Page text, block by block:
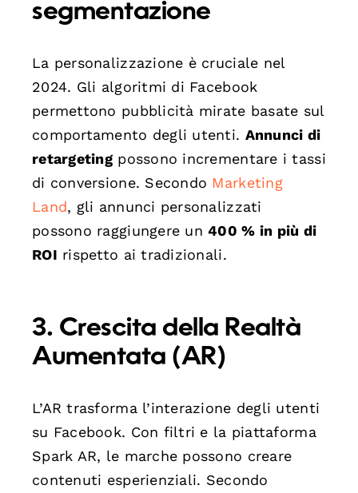
segmentazione
La personalizzazione è cruciale nel
2024. Gli algoritmi di Facebook
permettono pubblicità mirate basate sul
comportamento degli utenti. Annunci di
retargetingpossono incrementare i tassi
di conversione. Secondo Marketing
Land, gli annunci personalizzati
possono raggiungere un400 % in più di
ROI rispetto ai tradizionali.
3. Crescita della Realtà
Aumentata (AR)
L’AR trasforma l’interazione degli utenti
su Facebook. Con filtri e la piattaforma
Spark AR, le marche possono creare
contenuti esperienziali. Secondo